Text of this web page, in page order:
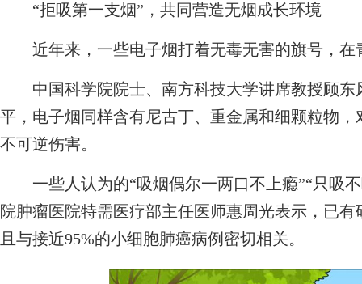
“拒吸第一支烟”，共同营造无烟成长环境
近年来，一些电子烟打着无毒无害的旗号，在
中国科学院院士、南方科技大学讲席教授顾东
平，电子烟同样含有尼古丁、重金属和细颗粒物
不可逆伤害。
一些人认为的“吸烟偶尔一两口不上瘾”“只吸不
院肿瘤医院特需医疗部主任医师惠周光表示，已
且与接近95%的小细胞肺癌病例密切相关。